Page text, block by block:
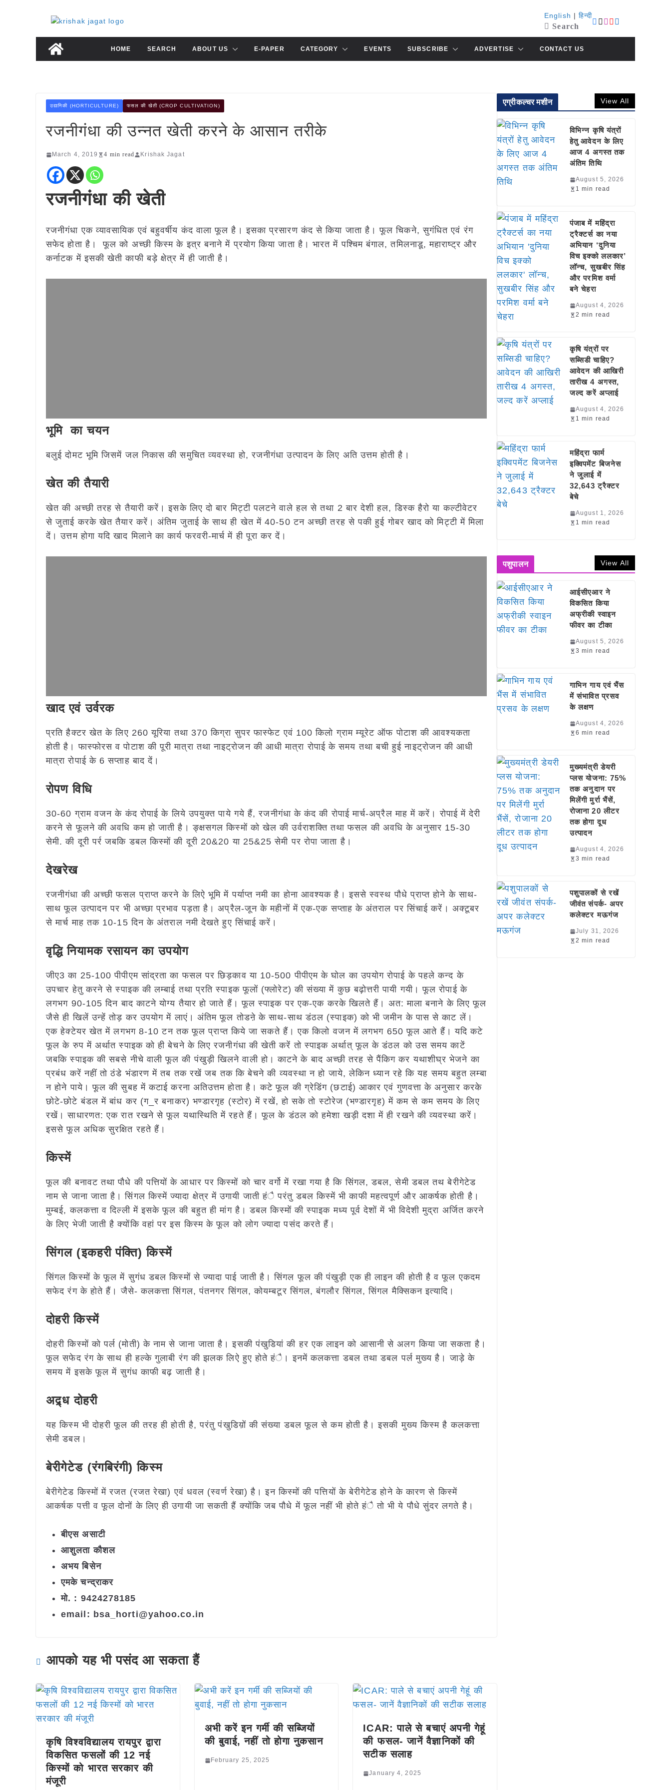
content
English | हिन्दी
Search
HOME SEARCH ABOUT US E-PAPER CATEGORY EVENTS SUBSCRIBE ADVERTISE CONTACT US
उद्यानिकी (HORTICULTURE) फसल की खेती (CROP CULTIVATION)
रजनीगंधा की उन्नत खेती करने के आसान तरीके
March 4, 2019 4 min read Krishak Jagat
रजनीगंधा की खेती
रजनीगंधा एक व्यावसायिक एवं बहुवर्षीय कंद वाला फूल है। इसका प्रसारण कंद से किया जाता है। फूल चिकने, सुगंधित एवं रंग
सफेद होता है। फूल को अच्छी किस्म के इत्र बनाने में प्रयोग किया जाता है। भारत में पश्चिम बंगाल, तमिलनाडू, महाराष्ट्र और
कर्नाटक में इसकी खेती काफी बड़े क्षेत्र में ही जाती है।
भूमि का चयन
बलुई दोमट भूमि जिसमें जल निकास की समुचित व्यवस्था हो, रजनीगंधा उत्पादन के लिए अति उत्तम होती है।
खेत की तैयारी
खेत की अच्छी तरह से तैयारी करें। इसके लिए दो बार मिट्टी पलटने वाले हल से तथा 2 बार देशी हल, डिस्क हैरो या कल्टीवेटर
से जुताई करके खेत तैयार करें। अंतिम जुताई के साथ ही खेत में 40-50 टन अच्छी तरह से पकी हुई गोबर खाद को मिट्टी में मिला
दें। उत्तम होगा यदि खाद मिलाने का कार्य फरवरी-मार्च में ही पूरा कर दें।
खाद एवं उर्वरक
प्रति हैक्टर खेत के लिए 260 यूरिया तथा 370 किग्रा सुपर फास्फेट एवं 100 किलो ग्राम म्यूरेट ऑफ पोटाश की आवश्यकता
होती है। फास्फोरस व पोटाश की पूरी मात्रा तथा नाइट्रोजन की आधी मात्रा रोपाई के समय तथा बची हुई नाइट्रोजन की आधी
मात्रा रोपाई के 6 सप्ताह बाद दें।
रोपण विधि
30-60 ग्राम वजन के कंद रोपाई के लिये उपयुक्त पाये गये हैं, रजनीगंधा के कंद की रोपाई मार्च-अप्रैल माह में करें। रोपाई में देरी
करने से फूलने की अवधि कम हो जाती है। ङ्क्षसगल किस्मों को खेल की उर्वराशक्ति तथा फसल की अवधि के अनुसार 15-30
सेमी. की दूरी पर्र जबकि डबल किस्मों की दूरी 20&20 या 25&25 सेमी पर रोपा जाता है।
देखरेख
रजनीगंधा की अच्छी फसल प्राप्त करने के लिऐ भूमि में पर्याप्त नमी का होना आवश्यक है। इससे स्वस्थ पौधे प्राप्त होने के साथ-
साथ फूल उत्पादन पर भी अच्छा प्रभाव पड़ता है। अप्रैल-जून के महीनों में एक-एक सप्ताह के अंतराल पर सिंचाई करें। अक्टूबर
से मार्च माह तक 10-15 दिन के अंतराल नमी देखते हुए सिंचाई करें।
वृद्धि नियामक रसायन का उपयोग
जीए3 का 25-100 पीपीएम सांद्रता का फसल पर छिड़काव या 10-500 पीपीएम के घोल का उपयोग रोपाई के पहले कन्द के
उपचार हेतु करने से स्पाइक की लम्बाई तथा प्रति स्पाइक फूलों (फ्लोरेट) की संख्या में कुछ बढ़ोत्तरी पायी गयी। फूल रोपाई के
लगभग 90-105 दिन बाद काटने योग्य तैयार हो जाते हैं। फूल स्पाइक पर एक-एक करके खिलते हैं। अत: माला बनाने के लिए फूल
जैसे ही खिलें उन्हें तोड़ कर उपयोग में लाएं। अंतिम फूल तोडऩे के साथ-साथ डंठल (स्पाइक) को भी जमीन के पास से काट लें।
एक हेक्टेयर खेत में लगभग 8-10 टन तक फूल प्राप्त किये जा सकते हैं। एक किलो वजन में लगभग 650 फूल आते हैं। यदि कटे
फूल के रुप में अर्थात स्पाइक को ही बेचने के लिए रजनीगंधा की खेती करें तो स्पाइक अर्थात् फूल के डंठल को उस समय काटें
जबकि स्पाइक की सबसे नीचे वाली फूल की पंखुड़ी खिलने वाली हो। काटने के बाद अच्छी तरह से पैंकिग कर यथाशीघ्र भेजने का
प्रबंध करें नहीं तो ठंडे भंडारण में तब तक रखें जब तक कि बेचने की व्यवस्था न हो जाये, लेकिन ध्यान रहे कि यह समय बहुत लम्बा
न होने पाये। फूल की सुबह में कटाई करना अतिउत्तम होता है। कटे फूल की ग्रेडिंग (छटाई) आकार एवं गुणवत्ता के अनुसार करके
छोटे-छोटे बंडल में बांध कर (ग_र बनाकर) भण्डारगृह (स्टोर) में रखें, हो सके तो स्टोरेज (भण्डारगृह) में कम से कम समय के लिए
रखें। साधारणत: एक रात रखने से फूल यथास्थिति में रहते हैं। फूल के डंठल को हमेशा खड़ी दशा में ही रखने की व्यवस्था करें।
इससे फूल अधिक सुरक्षित रहते हैं।
किस्में
फूल की बनावट तथा पौधे की पत्तियों के आधार पर किस्मों को चार वर्गो में रखा गया है कि सिंगल, डबल, सेमी डबल तथ बेरीगेटेड
नाम से जाना जाता है। सिंगल किस्में ज्यादा क्षेत्र में उगायी जाती हंै परंतु डबल किस्में भी काफी महत्वपूर्ण और आकर्षक होती है।
मुम्बई, कलकत्ता व दिल्ली में इसके फूल की बहुत ही मांग है। डबल किस्मों की स्पाइक मध्य पूर्व देशों में भी विदेशी मुद्रा अर्जित करने
के लिए भेजी जाती है क्योंकि वहां पर इस किस्म के फूल को लोग ज्यादा पसंद करते हैं।
सिंगल (इकहरी पंक्ति) किस्में
सिंगल किस्मों के फूल में सुगंध डबल किस्मों से ज्यादा पाई जाती है। सिंगल फूल की पंखुड़ी एक ही लाइन की होती है व फूल एकदम
सफेद रंग के होते हैं। जैसे- कलकत्ता सिंगल, पंतनगर सिंगल, कोयम्बटूर सिंगल, बंगलौर सिंगल, सिंगल मैक्सिकन इत्यादि।
दोहरी किस्में
दोहरी किस्मों को पर्ल (मोती) के नाम से जाना जाता है। इसकी पंखुडियां की हर एक लाइन को आसानी से अलग किया जा सकता है।
फूल सफेद रंग के साथ ही हल्के गुलाबी रंग की झलक लिऐ हुए होते हंै। इनमें कलकत्ता डबल तथा डबल पर्ल मुख्य है। जाड़े के
समय में इसके फूल में सुगंध काफी बढ़ जाती है।
अद्र्ध दोहरी
यह किस्म भी दोहरी फूल की तरह ही होती है, परंतु पंखुडिय़ों की संख्या डबल फूल से कम होती है। इसकी मुख्य किस्म है कलकत्ता
सेमी डबल।
बेरीगेटेड (रंगबिरंगी) किस्म
बेरीगेटेड किस्मों में रजत (रजत रेखा) एवं धवल (स्वर्ण रेखा) है। इन किस्मों की पत्तियों के बेरीगेटेड होने के कारण से किस्में
आकर्षक पत्ती व फूल दोनों के लिए ही उगायी जा सकती हैं क्योंकि जब पौधे में फूल नहीं भी होते हंै तो भी ये पौधे सुंदर लगते है।
बीएस असाटी
आशुलता कौशल
अभय बिसेन
एमके चन्द्राकर
मो. : 9424278185
email: bsa_horti@yahoo.co.in
आपको यह भी पसंद आ सकता हैं
कृषि विश्वविद्यालय रायपुर द्वारा
विकसित फसलों की 12 नई
किस्मों को भारत सरकार की
मंजूरी
अभी करें इन गर्मी की सब्जियों
की बुवाई, नहीं तो होगा नुकसान
February 25, 2025
ICAR: पाले से बचाएं अपनी गेहूं
की फसल- जानें वैज्ञानिकों की
सटीक सलाह
January 4, 2025
एग्रीकल्चर मशीन View All
विभिन्न कृषि यंत्रों
हेतु आवेदन के लिए
आज 4 अगस्त तक
अंतिम तिथि
August 5, 2026
1 min read
पंजाब में महिंद्रा
ट्रैक्टर्स का नया
अभियान ‘दुनिया
विच इक्को ललकार’
लॉन्च, सुखबीर सिंह
और परमिश वर्मा
बने चेहरा
August 4, 2026
2 min read
कृषि यंत्रों पर
सब्सिडी चाहिए?
आवेदन की आखिरी
तारीख 4 अगस्त,
जल्द करें अप्लाई
August 4, 2026
1 min read
महिंद्रा फार्म
इक्विपमेंट बिजनेस
ने जुलाई में
32,643 ट्रैक्टर
बेचे
August 1, 2026
1 min read
पशुपालन View All
आईसीएआर ने
विकसित किया
अफ्रीकी स्वाइन
फीवर का टीका
August 5, 2026
3 min read
गाभिन गाय एवं भैंस
में संभावित प्रसव
के लक्षण
August 4, 2026
6 min read
मुख्यमंत्री डेयरी
प्लस योजना: 75%
तक अनुदान पर
मिलेंगी मुर्रा भैंसें,
रोजाना 20 लीटर
तक होगा दूध
उत्पादन
August 4, 2026
3 min read
पशुपालकों से रखें
जीवंत संपर्क- अपर
कलेक्टर मऊगंज
July 31, 2026
2 min read